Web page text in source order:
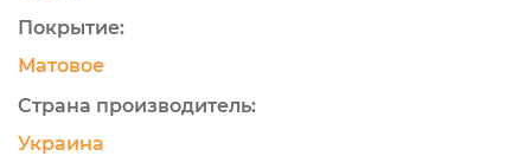
Покрытие:
Матовое
Страна производитель:
Украина